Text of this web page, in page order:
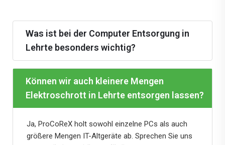
Welchen ökologischen Nutzen hat das IT-
Recycling mit ProCoReX?
Benötige ich eine Datenvernichtung nach
DIN 66399 oder ISO/IEC 21964?